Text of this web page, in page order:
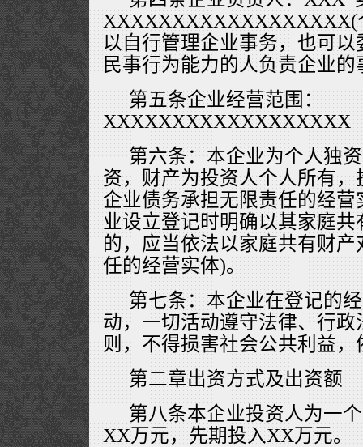
XXXXXXXXXXXXXXXXXX(
以自行管理企业事务，也可
民事行为能力的人负责企业的
第五条企业经营范围：
XXXXXXXXXXXXXXXXXX
第六条：本企业为个人独
资，财产为投资人个人所有
企业债务承担无限责任的经
业设立登记时明确以其家庭
的，应当依法以家庭共有财
任的经营实体)。
第七条：本企业在登记的
动，一切活动遵守法律、行
则，不得损害社会公共利益
第二章出资方式及出资额
第八条本企业投资人为一
XX万元，先期投入XX万元。